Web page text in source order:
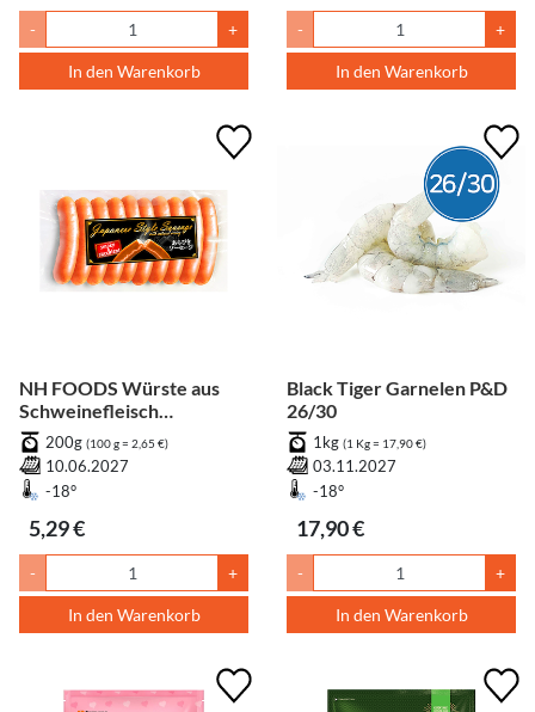
- +
In den Warenkorb
- +
In den Warenkorb
NH FOODS Würste aus
Schweinefleisch
japanischer Art,
geräuchert
200g (100 g = 2,65 €)
10.06.2027
-18°
5,29 €
- +
In den Warenkorb
Black Tiger Garnelen P&D
26/30
1kg (1 Kg = 17,90 €)
03.11.2027
-18°
17,90 €
- +
In den Warenkorb